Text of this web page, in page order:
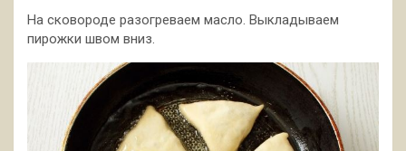
На сковороде разогреваем масло. Выкладываем
пирожки швом вниз.